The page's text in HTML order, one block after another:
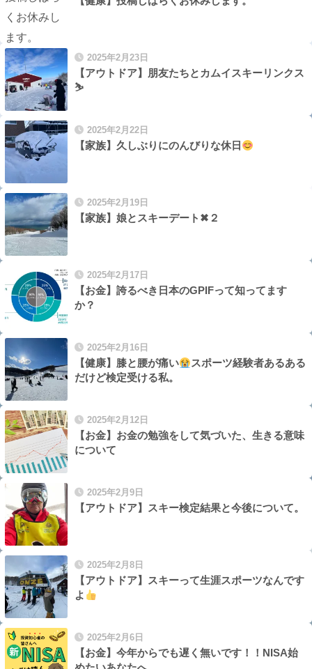
2025年2月23日
【アウトドア】朋友たちとカムイスキーリンクス
⛷️
2025年2月22日
【家族】久しぶりにのんびりな休日
2025年2月19日
【家族】娘とスキーデート✖︎２
2025年2月17日
【お金】誇るべき日本のGPIFって知ってます
か？
2025年2月16日
【健康】膝と腰が痛い
スポーツ経験者あるある
だけど検定受ける私。
2025年2月12日
【お金】お金の勉強をして気づいた、生きる意味
について
2025年2月9日
【アウトドア】スキー検定結果と今後について。
2025年2月8日
【アウトドア】スキーって生涯スポーツなんです
よ
2025年2月6日
【お金】今年からでも遅く無いです！！NISA始